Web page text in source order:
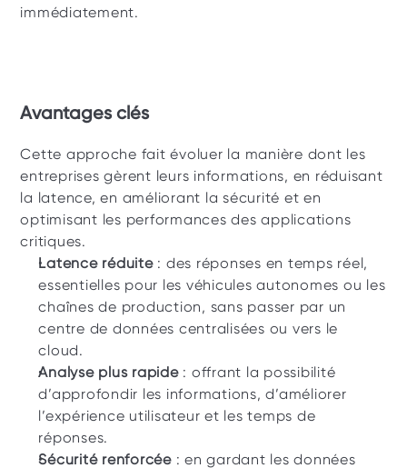
immédiatement.
Avantages clés
Cette approche fait évoluer la manière dont les
entreprises gèrent leurs informations, en réduisant
la latence, en améliorant la sécurité et en
optimisant les performances des applications
critiques.
Latence réduite : des réponses en temps réel,
essentielles pour les véhicules autonomes ou les
chaînes de production, sans passer par un
centre de données centralisées ou vers le
cloud.
Analyse plus rapide : offrant la possibilité
d’approfondir les informations, d’améliorer
l’expérience utilisateur et les temps de
réponses.
Sécurité renforcée : en gardant les données